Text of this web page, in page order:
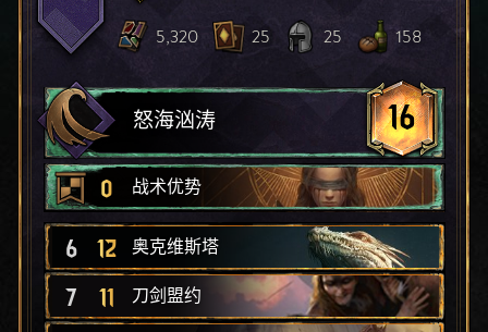
5,320 25 25 158
怒海汹涛 16
0 战术优势
6 12 奥克维斯塔
7 11 刀剑盟约